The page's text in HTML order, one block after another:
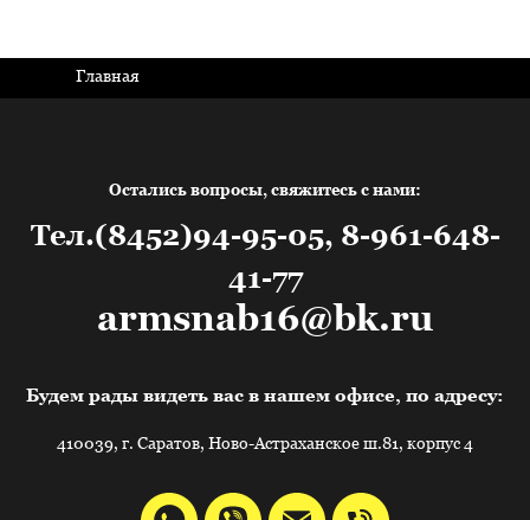
Главная
Остались вопросы, свяжитесь с нами:
Тел.(8452)94-95-05, 8-961-648-
41-77
armsnab16@bk.ru
Будем рады видеть вас в нашем офисе, по адресу:
410039, г. Саратов, Ново-Астраханское ш.81, корпус 4